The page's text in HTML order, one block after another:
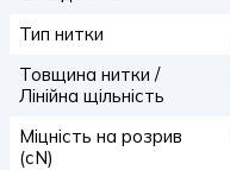
Тип нитки
Товщина нитки /
Лінійна щільність
Міцність на розрив
(сN)